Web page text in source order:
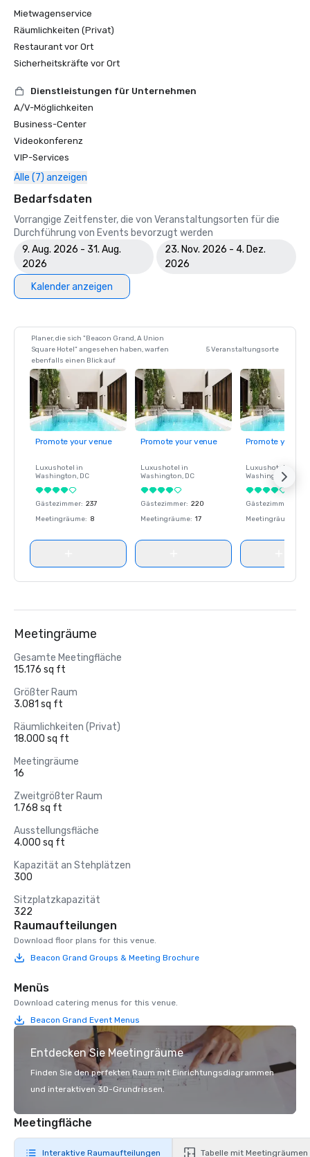
Mietwagenservice
Räumlichkeiten (Privat)
Restaurant vor Ort
Sicherheitskräfte vor Ort
Dienstleistungen für Unternehmen
A/V-Möglichkeiten
Business-Center
Videokonferenz
VIP-Services
Alle (7) anzeigen
Bedarfsdaten
Vorrangige Zeitfenster, die von Veranstaltungsorten für die
Durchführung von Events bevorzugt werden
9. Aug. 2026 - 31. Aug.
2026
23. Nov. 2026 - 4. Dez.
2026
Kalender anzeigen
Planer, die sich "Beacon Grand, A Union
Square Hotel" angesehen haben, warfen
ebenfalls einen Blick auf
5 Veranstaltungsorte
Promote your venue
Luxushotel in
Washington, DC
Gästezimmer: 237
Meetingräume: 8
Promote your venue
Luxushotel in
Washington, DC
Gästezimmer: 220
Meetingräume: 17
Promote your
Luxushotel in
Washington
Gästezimmer
Meetingräume
Meetingräume
Gesamte Meetingfläche
15.176 sq ft
Größter Raum
3.081 sq ft
Räumlichkeiten (Privat)
18.000 sq ft
Meetingräume
16
Zweitgrößter Raum
1.768 sq ft
Ausstellungsfläche
4.000 sq ft
Kapazität an Stehplätzen
300
Sitzplatzkapazität
322
Raumaufteilungen
Download floor plans for this venue.
Beacon Grand Groups & Meeting Brochure
Menüs
Download catering menus for this venue.
Beacon Grand Event Menus
Entdecken Sie Meetingräume
Finden Sie den perfekten Raum mit Einrichtungsdiagrammen
und interaktiven 3D-Grundrissen.
Meetingfläche
Interaktive Raumaufteilungen Tabelle mit Meetingräumen